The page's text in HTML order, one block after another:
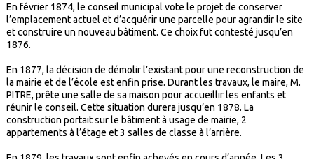
En février 1874, le conseil municipal vote le projet de conserver
l’emplacement actuel et d’acquérir une parcelle pour agrandir le site
et construire un nouveau bâtiment. Ce choix fut contesté jusqu’en
1876.
En 1877, la décision de démolir l’existant pour une reconstruction de
la mairie et de l’école est enfin prise. Durant les travaux, le maire, M.
PITRE, prête une salle de sa maison pour accueillir les enfants et
réunir le conseil. Cette situation durera jusqu’en 1878. La
construction portait sur le bâtiment à usage de mairie, 2
appartements à l’étage et 3 salles de classe à l’arrière.